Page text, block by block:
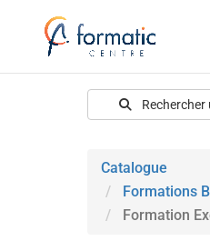
Catalogue
Formations
Formation